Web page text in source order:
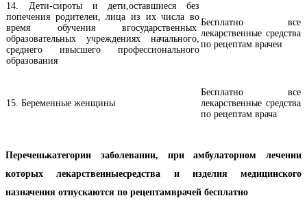
14. Дети-сироты и дети,оставшиеся без
попечения родителеи, лица из их числа во
время обучения вгосударственных
образовательных учреждениях начального,
среднего ивысшего профессионального
образования
Бесплатно все
лекарственные средства
по рецептам врачеи
15. Беременные женщины
Бесплатно все
лекарственные средства
по рецептам врача
Переченькатегории заболевании, при амбулаторном лечении
которых лекарственныесредства и изделия медицинского
назначения отпускаются по рецептамврачей бесплатно